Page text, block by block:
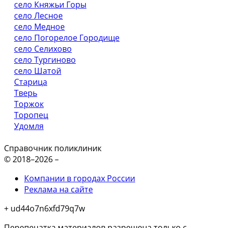
село Княжьи Горы
село Лесное
село Медное
село Погорелое Городище
село Селихово
село Тургиново
село Шатой
Старица
Тверь
Торжок
Торопец
Удомля
Справочник поликлиник
© 2018–2026 –
Компании в городах России
Реклама на сайте
+ ud44o7n6xfd79q7w